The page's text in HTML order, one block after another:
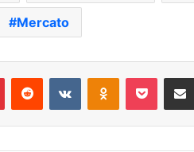
Mercato
PinterestReddit VKontakteOdnoklassniki
Pocket